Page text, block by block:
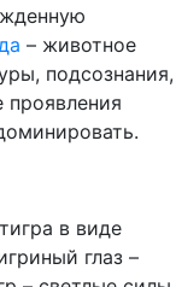
– животное
подсознания,
в виде
глаз –